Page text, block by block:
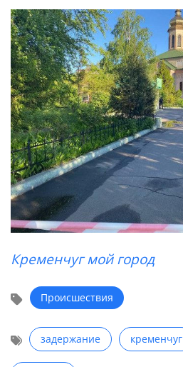
Кременчуг мой город
Происшествия
задержание кременчуг